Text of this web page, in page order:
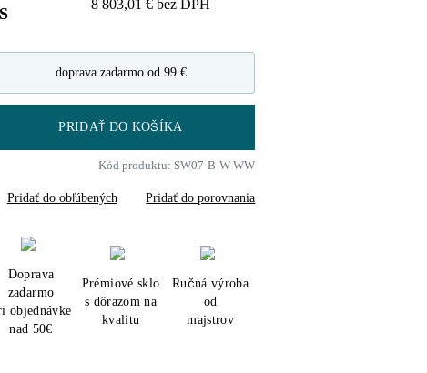
8 803,01 € bez DPH
doprava zadarmo od 99 €
PRIDAŤ DO KOŠÍKA
Kód produktu: SW07-B-W-WW
Pridať do obľúbených Pridať do porovnania
Doprava
zadarmo
objednávke
nad 50€
Prémiové sklo
s dôrazom na
kvalitu
Ručná výroba
od
majstrov